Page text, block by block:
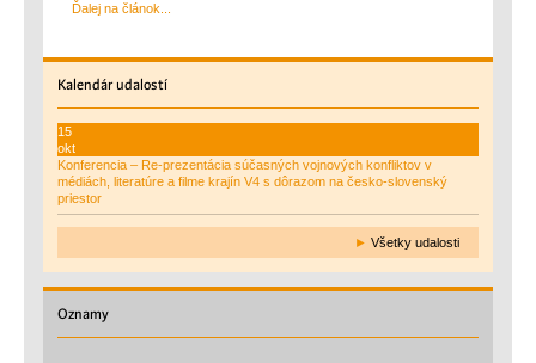
Ďalej na článok...
Kalendárudalostí
15
okt
Konferencia – Re-prezentácia súčasných vojnových konfliktov v
médiách, literatúre a filme krajín V4 s dôrazom na česko-slovenský
priestor
► Všetky udalosti
Oznamy